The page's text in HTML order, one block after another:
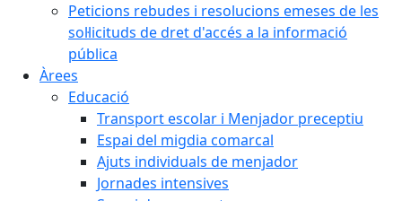
Peticions rebudes i resolucions emeses de les
sol·licituds de dret d'accés a la informació
pública
Àrees
Educació
Transport escolar i Menjador preceptiu
Espai del migdia comarcal
Ajuts individuals de menjador
Jornades intensives